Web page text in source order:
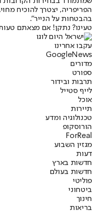
הפריפריה, יצטרך להוכיח
בהבטחות על הנייר״.
טעינו? נתקן! אם מצאתם
עקבו אחרינו
Googl eNews
מדורים
ספורט
תרבות ובידור
לייף סטייל
אוכל
תיירות
טכנולוגיה ומדע
הורוסקופ
ForReal
מגזין השבוע
דעות
חדשות בארץ
חדשות בעולם
פוליטי
ביטחוני
חינוך
בריאות